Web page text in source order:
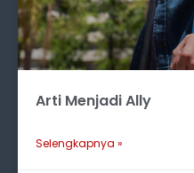
Arti Menjadi Ally
Selengkapnya »